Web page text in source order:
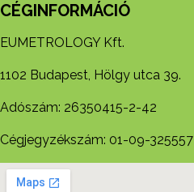
CÉGINFORMÁCIÓ
EUMETROLOGY Kft.
1102 Budapest, Hölgy utca 39.
Adószám: 26350415-2-42
Cégjegyzékszám: 01-09-325557